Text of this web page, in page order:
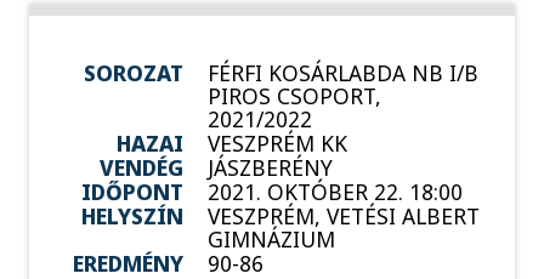
SOROZAT FÉRFI KOSÁRLABDA NB I/B
PIROS CSOPORT,
2021/2022
HAZAI
VESZPRÉM KK
VENDÉG
JÁSZBERÉNY
IDŐPONT
2021. OKTÓBER 22. 18:00
HELYSZÍN
VESZPRÉM, VETÉSI ALBERT
GIMNÁZIUM
EREDMÉNY
90-86